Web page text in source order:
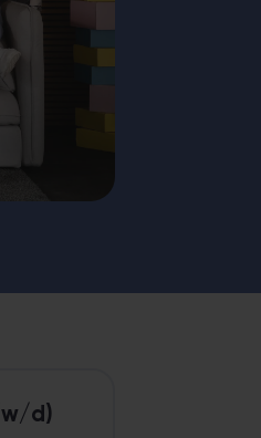
w/d)
mit Festpreis-Garantie.